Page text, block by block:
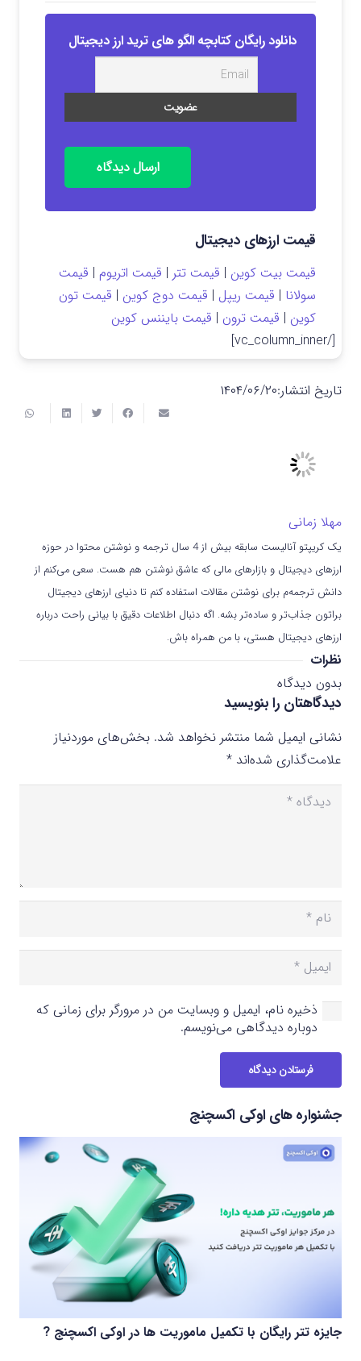
دانلود رایگان کتابچه الگو های ترید ارز دیجیتال
ارسال دیدگاه
قیمت ارزهای دیجیتال
قیمت بیت کوین | قیمت تتر | قیمت اتریوم | قیمت
سولانا | قیمت ریپل | قیمت دوج کوین | قیمت تون
کوین | قیمت ترون | قیمت بایننس کوین
[/vc_column_inner]
تاریخ انتشار:۱۴۰۴/۰۶/۲۰
مهلا زمانی
یک کریپتو آنالیست سابقه بیش از 4 سال ترجمه و نوشتن محتوا در حوزه
ارزهای دیجیتال و بازارهای مالی که عاشق نوشتن هم هست. سعی می‌کنم از
دانش ترجمه‌م برای نوشتن مقالات استفاده کنم تا دنیای ارزهای دیجیتال
براتون جذاب‌تر و ساده‌تر بشه. اگه دنبال اطلاعات دقیق با بیانی راحت درباره
ارزهای دیجیتال هستی، با من همراه باش.
نظرات
بدون دیدگاه
دیدگاهتان را بنویسید
نشانی ایمیل شما منتشر نخواهد شد. بخش‌های موردنیاز
علامت‌گذاری شده‌اند *
ذخیره نام، ایمیل و وبسایت من در مرورگر برای زمانی که
دوباره دیدگاهی می‌نویسم.
فرستادن دیدگاه
جشنواره های اوکی اکسچنج
جایزه تتر رایگان با تکمیل ماموریت ها در اوکی اکسچنج ?